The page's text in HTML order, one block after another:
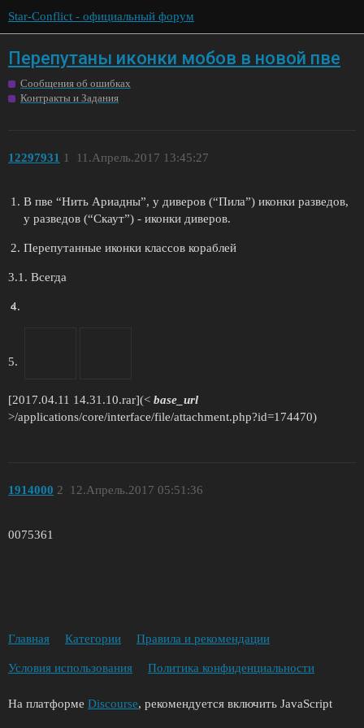
Star-Conflict - официальный форум
Перепутаны иконки мобов в новой пве
Сообщения об ошибках
Контракты и Задания
12297931 11.Апрель.2017 13:45:27
1
В пве “Нить Ариадны”, у диверов (“Пила”) иконки разведов,
у разведов (“Скаут”) - иконки диверов.
Перепутанные иконки классов кораблей
3.1. Всегда
5.
[2017.04.11 14.31.10.rar](< base_url
>/applications/core/interface/file/attachment.php?id=174470)
1914000 12.Апрель.2017 05:51:36
2
0075361
Главная Категории Правила и рекомендации
Условия использования Политика конфиденциальности
На платформе Discourse, рекомендуется включить JavaScript